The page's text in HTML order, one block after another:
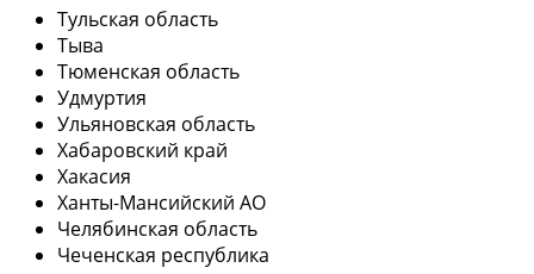
Тульская область
Тыва
Тюменская область
Удмуртия
Ульяновская область
Хабаровский край
Хакасия
Ханты-Мансийский АО
Челябинская область
Чеченская республика